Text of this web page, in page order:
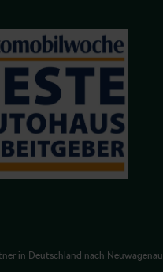
in Deutschland nach